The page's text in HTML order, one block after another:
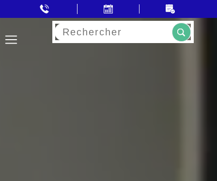
Rechercher